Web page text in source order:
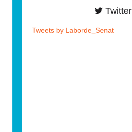
Twitter
Tweets by Laborde_Senat